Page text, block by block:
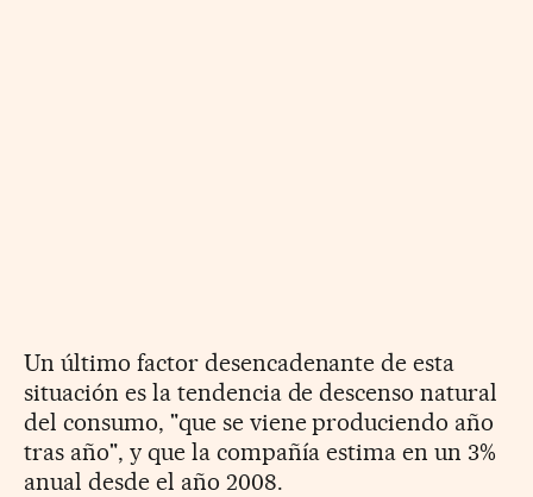
Un último factor desencadenante de esta
situación es la tendencia de descenso natural
del consumo, "que se viene produciendo año
tras año", y que la compañía estima en un 3%
anual desde el año 2008.